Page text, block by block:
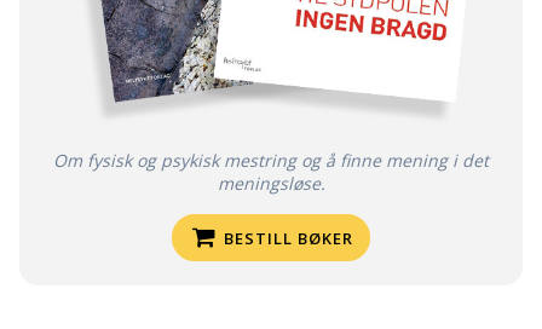
Om fysisk og psykisk mestring og å finne mening i det
meningsløse.
BESTILL BØKER